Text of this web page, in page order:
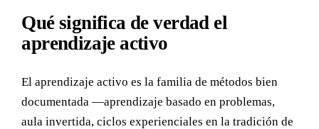
Qué significa de verdad el
aprendizaje activo
El aprendizaje activo es la familia de métodos bien
documentada —aprendizaje basado en problemas,
aula invertida, ciclos experienciales en la tradición de